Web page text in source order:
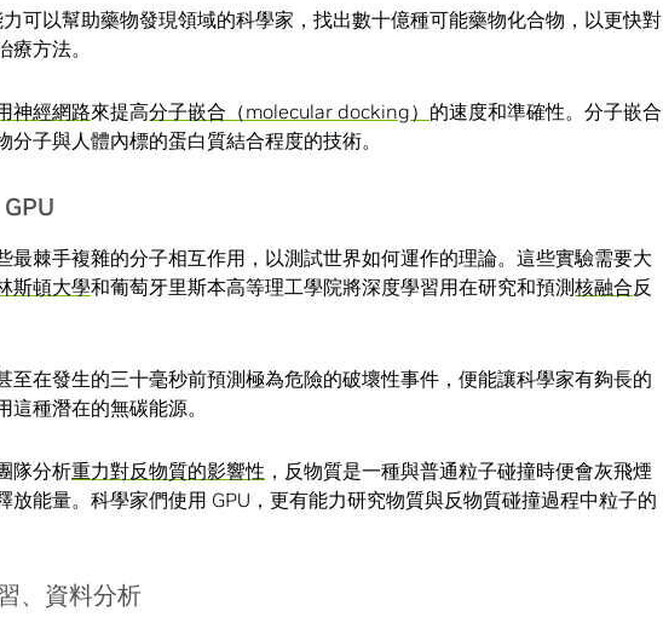
可以幫助藥物發現領域的科學家，找出數十億種可能藥物化合物，以更快對
方法。
神經網路來提高分子嵌合（molecular docking） 的速度和準確性。分子嵌合
分子與人體內標的蛋白質結合程度的技術。
最棘手複雜的分子相互作用，以測試世界如何運作的理論。這些實驗需要大
斯頓大學和葡萄牙里斯本高等理工學院將深度學習用在研究和預測核融合反
至在發生的三十毫秒前預測極為危險的破壞性事件，便能讓科學家有夠長的
種潛在的無碳能源。
隊分析重力對反物質的影響性 ，反物質是一種與普通粒子碰撞時便會灰飛煙
放能量。科學家們使用 GPU，更有能力研究物質與反物質碰撞過程中粒子的
、資料分析